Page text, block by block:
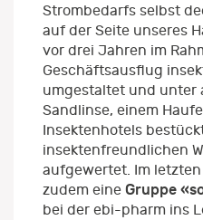
Strombedarfs selbst
auf der Seite unseres
vor drei Jahren im
Geschäftsausflug
umgestaltet und unter
Sandlinse, einem
Insektenhotels
insektenfreundlichen
aufgewertet. Im
zudem eine Gruppe
bei der ebi-pharm ins